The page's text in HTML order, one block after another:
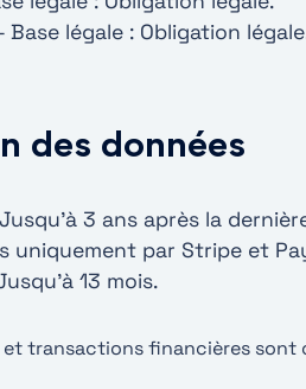
Base légale : Obligation
des données
Jusqu’à 3 ans après la
uniquement par Stripe et
13 mois.
transactions financières sont